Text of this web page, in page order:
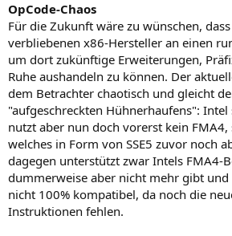
OpCode-Chaos
Für die Zukunft wäre zu wünschen,
verbliebenen x86-Hersteller an einen
um dort zukünftige Erweiterungen,
Ruhe aushandeln zu können. Der
dem Betrachter chaotisch und gleicht
"aufgeschreckten Hühnerhaufens": Intel
nutzt aber nun doch vorerst kein FMA4,
welches in Form von SSE5 zuvor noch
dagegen unterstützt zwar Intels FMA4-
dummerweise aber nicht mehr gibt
nicht 100% kompatibel, da noch die
Instruktionen fehlen.